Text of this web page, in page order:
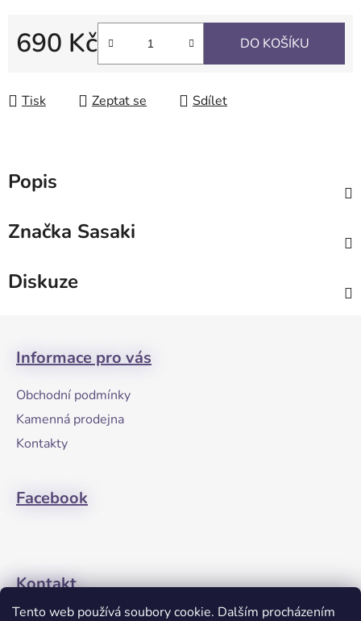
Tento web používá soubory cookie. Dalším procházením
690 Kč DO KOŠÍKU
Tisk Zeptat se Sdílet
Popis
Značka Sasaki
Diskuze
Informace pro vás
Obchodní podmínky
Kamenná prodejna
Kontakty
Facebook
Kontakt